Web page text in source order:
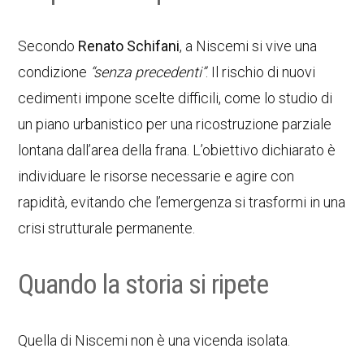
Secondo Renato Schifani, a Niscemi si vive una
condizione “senza precedenti”. Il rischio di nuovi
cedimenti impone scelte difficili, come lo studio di
un piano urbanistico per una ricostruzione parziale
lontana dall’area della frana. L’obiettivo dichiarato è
individuare le risorse necessarie e agire con
rapidità, evitando che l’emergenza si trasformi in una
crisi strutturale permanente.
Quando la storia si ripete
Quella di Niscemi non è una vicenda isolata.